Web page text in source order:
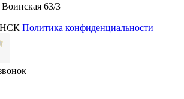
63/3
Политика конфиденциальности